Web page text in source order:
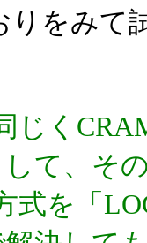
りをみて
く
て、そ
式を「